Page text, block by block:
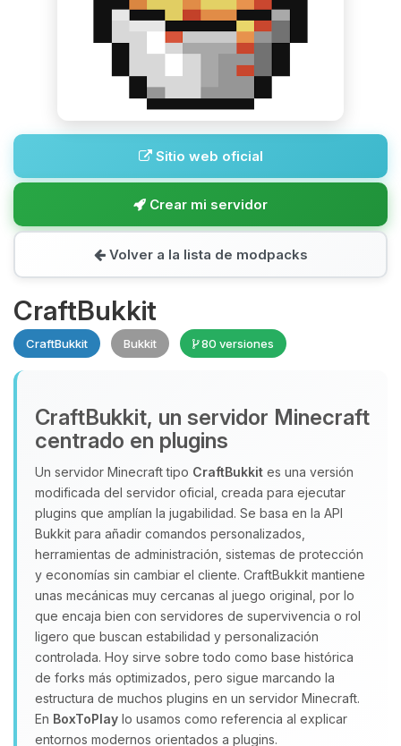
Sitio web oficial
Crear mi servidor
Volver a la lista de modpacks
CraftBukkit
CraftBukkit Bukkit 80 versiones
CraftBukkit, un servidor Minecraft
centrado en plugins
Un servidor Minecraft tipo CraftBukkit es una versión
modificada del servidor oficial, creada para ejecutar
plugins que amplían la jugabilidad. Se basa en la API
Bukkit para añadir comandos personalizados,
herramientas de administración, sistemas de protección
y economías sin cambiar el cliente. CraftBukkit mantiene
unas mecánicas muy cercanas al juego original, por lo
que encaja bien con servidores de supervivencia o rol
ligero que buscan estabilidad y personalización
controlada. Hoy sirve sobre todo como base histórica
de forks más optimizados, pero sigue marcando la
estructura de muchos plugins en un servidor Minecraft.
En BoxToPlay lo usamos como referencia al explicar
entornos modernos orientados a plugins.
Yupi, por fin alguien con quien
hablar! Soy Choupy, tu pequeno
asistente de BoxToPlay. Cuentame
que necesitas y moveré mis
09/08/2026 10:50